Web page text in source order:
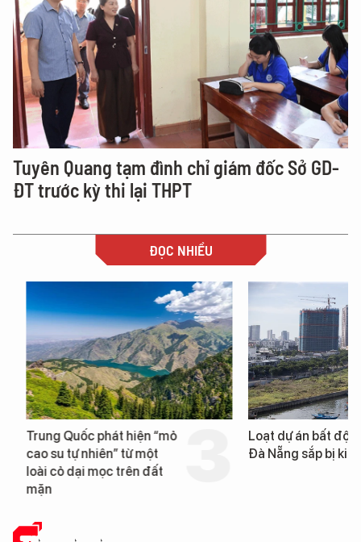
Tuyên Quang tạm đình chỉ giám đốc Sở GD-
ĐT trước kỳ thi lại THPT
ĐỌC NHIỀU
Trung Quốc phát hiện “mỏ
cao su tự nhiên” từ một
loài cỏ dại mọc trên đất
mặn
Loạt dự án bất động
Đà Nẵng sắp bị kiểm